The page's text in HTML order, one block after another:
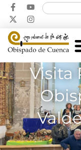
Visita